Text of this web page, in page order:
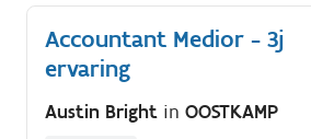
Antwerpse dienstverleningssector
naar een Medior Accountant voor
rol.
Accountant Medior - 3j
ervaring
Austin Bright in OOSTKAMP